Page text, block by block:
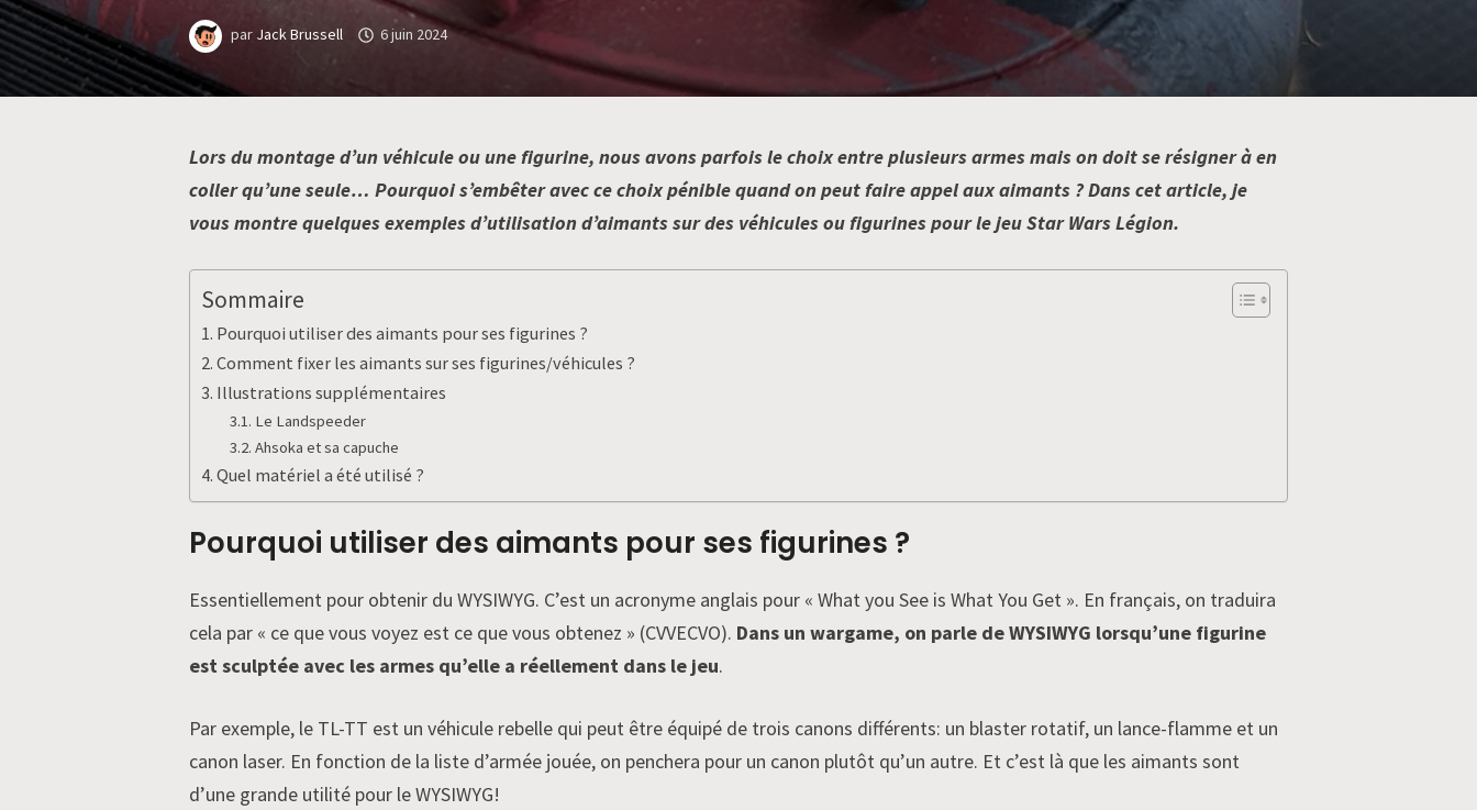
par Jack Brussell 6 juin 2024
Lors du montage d’un véhicule ou une figurine, nous avons parfois le choix entre plusieurs armes mais on doit se résigner à en
coller qu’une seule… Pourquoi s’embêter avec ce choix pénible quand on peut faire appel aux aimants ? Dans cet article, je
vous montre quelques exemples d’utilisation d’aimants sur des véhicules ou figurines pour le jeu Star Wars Légion.
Sommaire
Pourquoi utiliser des aimants pour ses figurines ?
Comment fixer les aimants sur ses figurines/véhicules ?
Illustrations supplémentaires
Le Landspeeder
Ahsoka et sa capuche
Quel matériel a été utilisé ?
Pourquoi utiliser des aimants pour ses figurines ?
Essentiellement pour obtenir du WYSIWYG. C’est un acronyme anglais pour « What you See is What You Get ». En français, on traduira
cela par « ce que vous voyez est ce que vous obtenez » (CVVECVO). Dans un wargame, on parle de WYSIWYG lorsqu’une figurine
est sculptée avec les armes qu’elle a réellement dans le jeu.
Par exemple, le TL-TT est un véhicule rebelle qui peut être équipé de trois canons différents: un blaster rotatif, un lance-flamme et un
canon laser. En fonction de la liste d’armée jouée, on penchera pour un canon plutôt qu’un autre. Et c’est là que les aimants sont
d’une grande utilité pour le WYSIWYG!